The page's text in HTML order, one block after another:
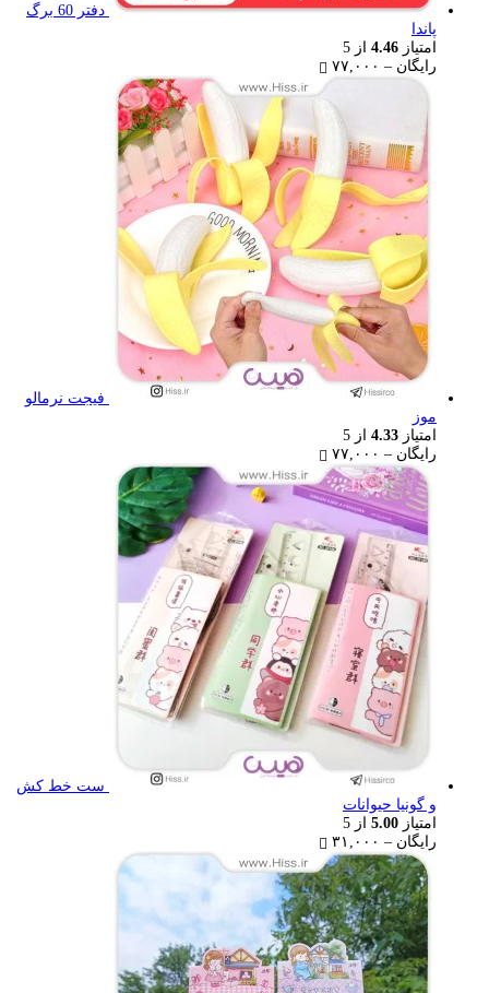
دفتر 60 برگ
پاندا
امتیاز 4.46 از 5
رایگان – ۷۷,۰۰۰
range:
رایگان
۷۷,۰۰۰ تومان
فیجت نرمالو
موز
امتیاز 4.33 از 5
رایگان – ۷۷,۰۰۰
range:
رایگان
through
۷۷,۰۰۰ تومان
ست خط کش
و گونیا حیوانات
امتیاز 5.00 از 5
رایگان – ۳۱,۰۰۰
range:
رایگان
through
۳۱,۰۰۰ تومان